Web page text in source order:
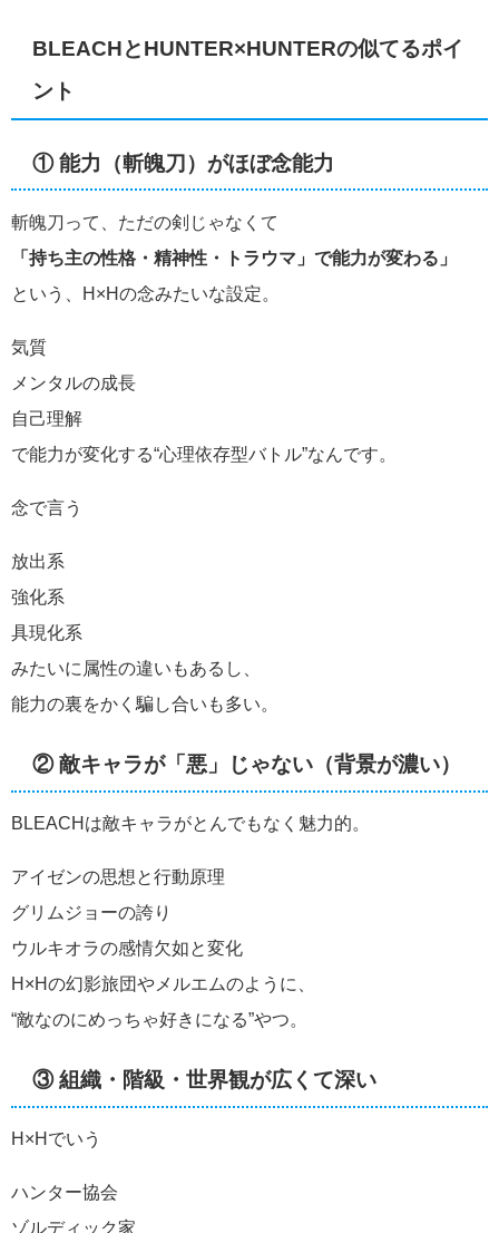
BLEACHとHUNTER×HUNTERの似てるポイ
ント
① 能力（斬魄刀）がほぼ念能力
斬魄刀って、ただの剣じゃなくて
「持ち主の性格・精神性・トラウマ」で能力が変わる」
という、H×Hの念みたいな設定。
気質
メンタルの成長
自己理解
で能力が変化する“心理依存型バトル”なんです。
念で言う
放出系
強化系
具現化系
みたいに属性の違いもあるし、
能力の裏をかく騙し合いも多い。
② 敵キャラが「悪」じゃない（背景が濃い）
BLEACHは敵キャラがとんでもなく魅力的。
アイゼンの思想と行動原理
グリムジョーの誇り
ウルキオラの感情欠如と変化
H×Hの幻影旅団やメルエムのように、
“敵なのにめっちゃ好きになる”やつ。
③ 組織・階級・世界観が広くて深い
H×Hでいう
ハンター協会
ゾルディック家